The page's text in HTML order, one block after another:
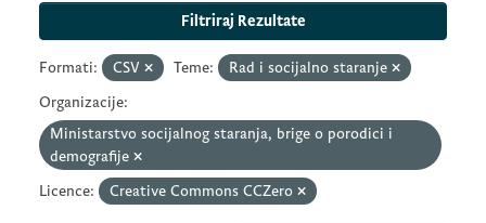
Filtriraj Rezultate
Formati: CSV Teme:
Rad i socijalno staranje
Organizacije:
Ministarstvo socijalnog staranja, brige o porodici i
demografije
Licence:
Creative Commons CCZero